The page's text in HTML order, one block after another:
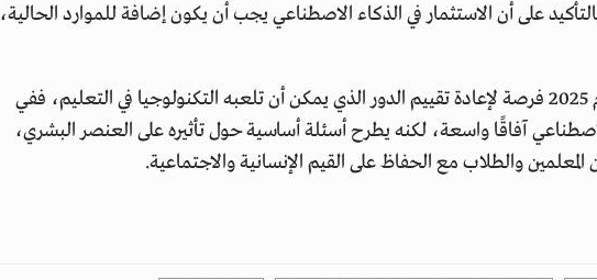
بالتأكيد على أن الاستثمار في الذكاء الاصطناعي يجب أن يكون إضافة للموارد الحالية،
يمثل اليوم الدولي للتعليم لعام 2025 فرصة لإعادة تقييم الدور الذي يمكن أن تلعبه التكنولوجيا في التعليم، ففي
آفاقًا واسعة، لكنه يطرح أسئلة أساسية حول تأثيره على العنصر البشري،
والطلاب مع الحفاظ على القيم الإنسانية والاجتماعية.